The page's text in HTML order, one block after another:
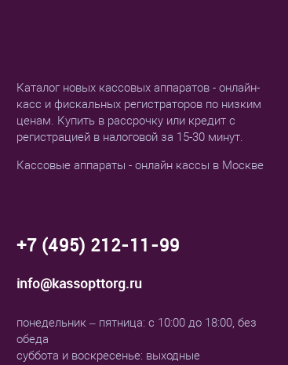
Каталог новых кассовых аппаратов - онлайн-
касс и фискальных регистраторов по низким
ценам. Купить в рассрочку или кредит с
регистрацией в налоговой за 15-30 минут.
Кассовые аппараты - онлайн кассы в Москве
+7 (495) 212-11-99
info@kassopttorg.ru
понедельник – пятница: с 10:00 до 18:00, без
обеда
суббота и воскресенье: выходные